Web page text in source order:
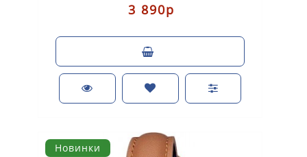
3 890р
Новинки